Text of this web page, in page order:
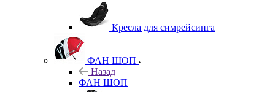
Кресла для симрейсинга
ФАН ШОП
Назад
ФАН ШОП